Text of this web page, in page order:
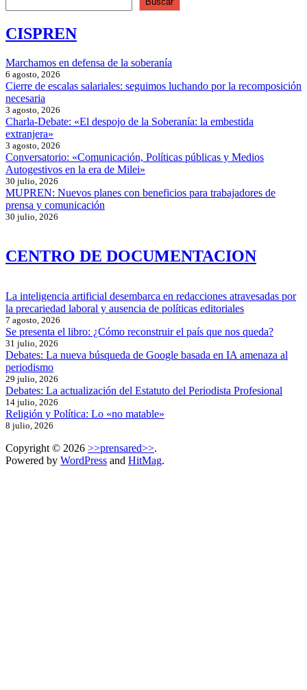
CISPREN
Marchamos en defensa de la soberanía
6 agosto, 2026
Cierre de escalas salariales: seguimos luchando por la recomposición
necesaria
3 agosto, 2026
Charla-Debate: «El despojo de la Soberanía: la embestida
extranjera»
3 agosto, 2026
Conversatorio: «Comunicación, Políticas públicas y Medios
Autogestivos en la era de Milei»
30 julio, 2026
MUPREN: Nuevos planes con beneficios para trabajadores de
prensa y comunicación
30 julio, 2026
CENTRO DE DOCUMENTACION
La inteligencia artificial desembarca en redacciones atravesadas por
la precariedad laboral y ausencia de políticas editoriales
7 agosto, 2026
Se presenta el libro: ¿Cómo reconstruir el país que nos queda?
31 julio, 2026
Debates: La nueva búsqueda de Google basada en IA amenaza al
periodismo
29 julio, 2026
Debates: La actualización del Estatuto del Periodista Profesional
14 julio, 2026
Religión y Política: Lo «no matable»
8 julio, 2026
Copyright © 2026 >>prensared>>.
Powered by WordPress and HitMag.